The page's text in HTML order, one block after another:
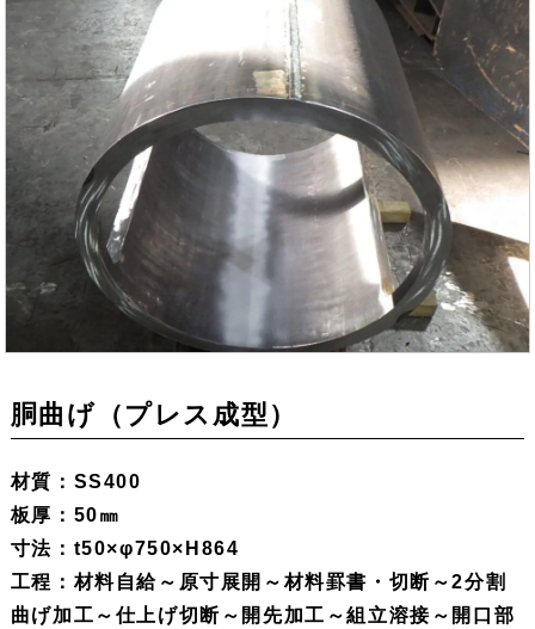
胴曲げ（プレス成型）
材質：SS400
板厚：50㎜
寸法：t50×φ750×H864
工程：材料自給～原寸展開～材料罫書・切断～2分割
曲げ加工～仕上げ切断～開先加工 ～組立溶接 ～開口部